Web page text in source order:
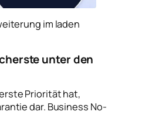
im laden
unter den
Priorität hat,
dar. Business No-